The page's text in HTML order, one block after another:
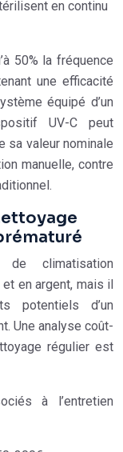
en continu
50% la fréquence
une efficacité
équipé d’un
UV-C peut
sa valeur nominale
manuelle, contre
de climatisation
en argent, mais il
potentiels d’un
Une analyse coût-
régulier est
à l’entretien